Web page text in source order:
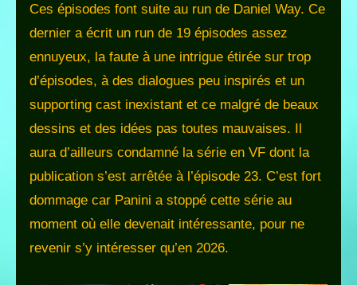
Ces épisodes font suite au run de Daniel Way. Ce
dernier a écrit un run de 19 épisodes assez
ennuyeux, la faute à une intrigue étirée sur trop
d’épisodes, à des dialogues peu inspirés et un
supporting cast inexistant et ce malgré de beaux
dessins et des idées pas toutes mauvaises. Il
aura d’ailleurs condamné la série en VF dont la
publication s’est arrêtée à l’épisode 23. C’est fort
dommage car Panini a stoppé cette série au
moment où elle devenait intéressante, pour ne
revenir s’y intéresser qu’en 2026.